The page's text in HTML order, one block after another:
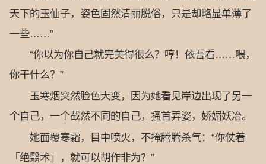
天下的玉仙子，姿色固然清丽脱俗，只是却略显单薄了
一些……”
“你以为你自己就完美得很么？哼！依吾看……喂，
你干什么？”
玉寒烟突然脸色大变，因为她看见岸边出现了另一
个自己，一个截然不同的自己，搔首弄姿，娇媚妖冶。
她面覆寒霜，目中喷火，不掩腾腾杀气：“你仗着
「绝翳术」，就可以胡作非为？”